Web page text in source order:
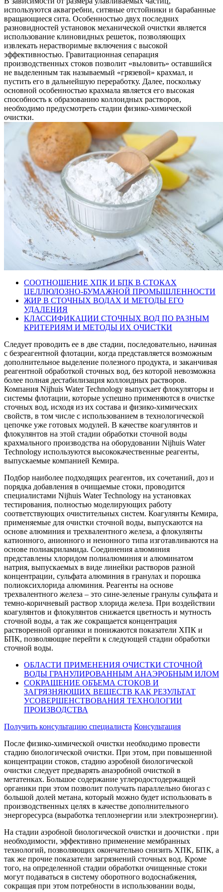
используются аквагребни, ситяные отстойники и барабанные
вращающиеся сита. Особенностью двух последних
разновидностей установок механической очистки является
использование клиновидных решеток, позволяющих
извлекать нерастворимые включения с высокой
эффективностью. Гравитационная сепарация
производственных стоков позволит «выловить» оставшийся
не выделенным так называемый «грязевой» крахмал, и
пустить его в дальнейшую переработку. Далее, поскольку
основной особенностью крахмала является его высокая
способность к образованию коллоидных растворов,
необходимо предусмотреть стадии физико-химической
очистки.
СООТНОШЕНИЕ ХПК И БПК В СТОКАХ
ЦЕЛЛЮЛОЗНО-БУМАЖНОЙ ПРОМЫШЛЕННОСТИ
ЖИР В СТОЧНЫХ ВОДАХ И МЕТОДЫ ЕГО
УДАЛЕНИЯ
КЛАССИФИКАЦИИ СТОЧНЫХ ВОД ПО РАЗНЫМ
КРИТЕРИЯМ И МЕТОДЫ ИХ ОЧИСТКИ
Следует проводить ее в две стадии, последовательно, начиная
с безреагентной флотации, когда представляется возможным
дополнительное выделение полезного продукта, и заканчивая
реагентной обработкой сточных вод, без которой невозможна
более полная дестабилизация коллоидных растворов.
Компания Nijhuis Water Technology выпускает флокуляторы и
системы флотации, которые успешно применяются в очистке
сточных вод, исходя из их состава и физико-химических
свойств, в том числе с использованием в технологической
цепочке уже готовых модулей. В качестве коагулянтов и
флокулянтов на этой стадии обработки сточной воды
крахмального производства на оборудовании Nijhuis Water
Technology используются высококачественные реагенты,
выпускаемые компанией Кемира.
Подбор наиболее подходящих реагентов, их сочетаний, доз и
порядка добавления в очищаемые стоки, проводится
специалистами Nijhuis Water Technology на установках
тестирования, полностью моделирующих работу
соответствующих очистительных систем. Коагулянты Кемира,
применяемые для очистки сточной воды, выпускаются на
основе алюминия и трехвалентного железа, а флокулянты
катионного, анионного и неионного типа изготавливаются на
основе полиакриламида. Соединения алюминия
представлены хлоридом полиалюминия и алюминатом
натрия, выпускаемых в виде линейки растворов разной
концентрации, сульфата алюминия в гранулах и порошка
полиоксихлорида алюминия. Реагенты на основе
трехвалентного железа – это сине-зеленые гранулы сульфата и
темно-коричневый раствор хлорида железа. При воздействии
коагулянтов и флокулянтов снижается цветность и мутность
сточной воды, а так же сокращается концентрация
растворенной органики и понижаются показатели ХПК и
БПК, позволяющие перейти к следующей стадии обработки
сточной воды.
ОБЛАСТИ ПРИМЕНЕНИЯ ОЧИСТКИ СТОЧНОЙ
ВОДЫ ГРАНУЛИРОВАННЫМ АНАЭРОБНЫМ ИЛОМ
СОКРАЩЕНИЕ ОБЪЕМА СТОКОВ И
ЗАГРЯЗНЯЮЩИХ ВЕЩЕСТВ КАК РЕЗУЛЬТАТ
УСОВЕРШЕНСТВОВАНИЯ ТЕХНОЛОГИИ
ПРОИЗВОДСТВА
Получить консультацию специалиста Консультация
После физико-химической очистки необходимо провести
стадию биологической очистки. При этом, при повышенной
концентрации стоков, стадию аэробной биологической
очистки следует предварять анаэробной очисткой в
метатенках. Большое содержание углеродостодержащей
органики при этом позволит получать параллельно биогаз с
большой долей метана, который можно будет использовать в
производственных целях в качестве дополнительного
энергоресурса (выработка теплоэнергии или электроэнергии).
На стадии аэробной биологической очистки и доочистки . при
необходимости, эффективно применение мембранных
технологий, позволяющих окончательно снизить ХПК, БПК, а
так же прочие показатели загрязнений сточных вод. Кроме
того, на определенной стадии обработки очищенные стоки
могут подаваться в систему оборотного водоснабжения,
сокращая при этом потребности в использовании воды,